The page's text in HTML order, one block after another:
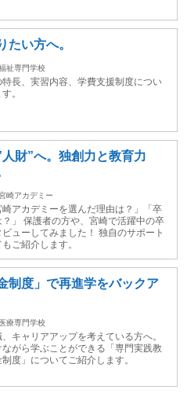
たい方へ。
祉専門学校
長、実習内容、学費支援制度につい
。
財”へ。独創力と教育力
崎アカデミー
崎アカデミーを選んだ理由は？」「卒
」 保護者の方や、宮崎で活躍中の卒
ューしてみました！ 独自のサポート
ご紹介します。
制度」で再進学をバックア
療専門学校
キャリアアップを考えている方へ。
がら学ぶことができる「専門実践教
度」についてご紹介します。